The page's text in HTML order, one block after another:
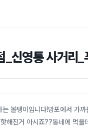
_신영통 사거리
볼탱이입니다!망포에서 가
해진거 아시죠??동네에 먹